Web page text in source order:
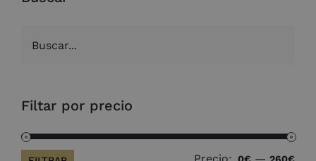
Filtar por precio
Precio: 0€ — 260€